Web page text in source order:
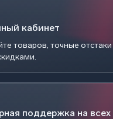
кабинет
товаров, точные отстаки
поддержка на всех